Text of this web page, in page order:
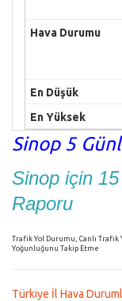
Sinop 5
Sinop için
Raporu
Trafik Yol Durumu, Canlı
Yoğunluğunu Takip Etme
Türkiye İl Hava